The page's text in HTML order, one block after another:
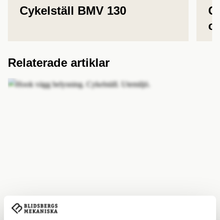
Cykelställ BMV 130
Relaterade artiklar
Installation och underhåll av